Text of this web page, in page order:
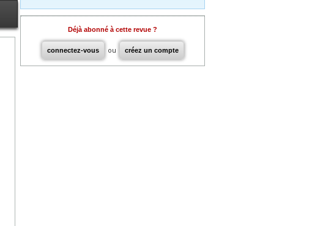
Déjà abonné à cette revue ?
connectez-vous ou créez un compte